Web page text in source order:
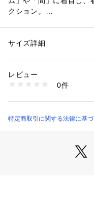
クション。
透明感を表現。
アクセントカラーや、
す。
性別：レディース
素材：全てSV925+イエロー
D：クォーツ / E：アクアマ
ーカルセドニー
商品番号：1810000003289
サイズ詳細
レビュー
0件
特定商取引に関する法律に基づ